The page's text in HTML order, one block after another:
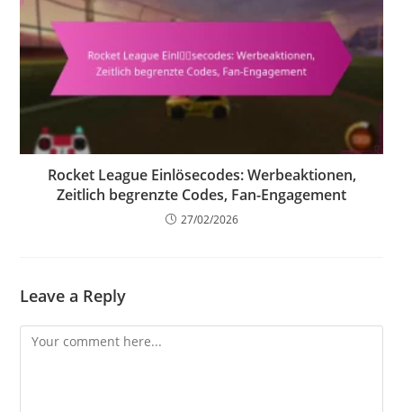
Rocket League Einlösecodes: Werbeaktionen,
Zeitlich begrenzte Codes, Fan-Engagement
27/02/2026
Leave a Reply
Comment